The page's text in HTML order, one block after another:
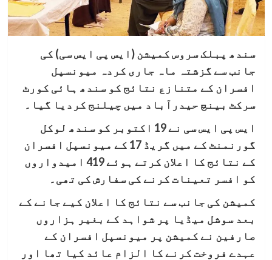
سندھ پبلک سروس کمیشن (ایس پی ایس سی) کی
جانب سے گزشتہ ماہ جاری کردہ میونسپل
افسران کے متنازع نتائج کو سندھ ہائی کورٹ
سرکٹ بینچ حیدرآباد میں چیلنج کردیا گیا۔
ایس پی ایس سی نے 19 اکتوبر کو سندھ لوکل
گورنمنٹ کے میں گریڈ 17 کے میونسپل افسران
کے نتائج کا اعلان کرتے ہوئے 419 امیدواروں
کو افسر تعینات کرنے کی سفارش کی تھی۔
کمیشن کی جانب سے نتائج کا اعلان کیے جانے کے
بعد سوشل میڈیا پر شواہد کے بغیر ہزاروں
صارفین نے کمیشن پر میونسپل افسران کے
عہدے فروخت کرنے کا الزام عائد کیا تھا اور